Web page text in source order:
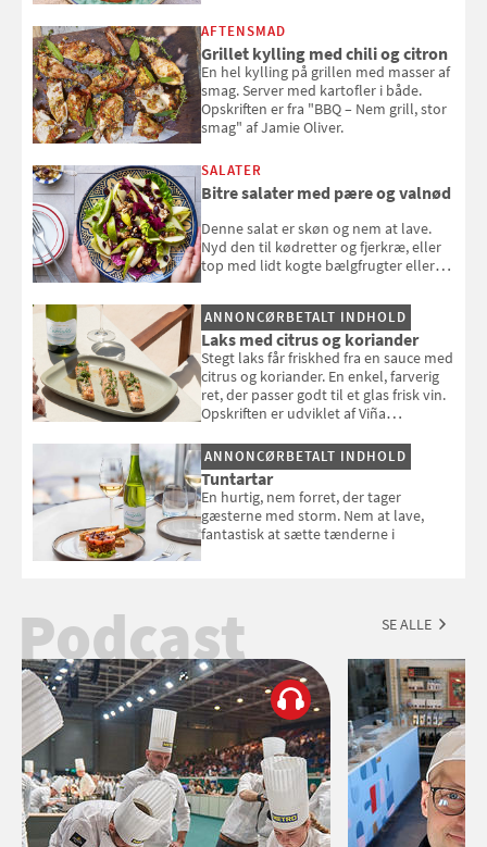
AFTENSMAD
Grillet kylling med chili og citron
En hel kylling på grillen med masser af
smag. Server med kartofler i både.
Opskriften er fra "BBQ – Nem grill, stor
smag" af Jamie Oliver.
SALATER
Bitre salater med pære og valnød
Denne salat er skøn og nem at lave.
Nyd den til kødretter og fjerkræ, eller
top med lidt kogte bælgfrugter eller
selvstændigt måltid. Opskriften er fra
Louisa Lorangs kogebog "Salat".
ANNONCØRBETALT INDHOLD
Laks med citrus og koriander
Stegt laks får friskhed fra en sauce med
citrus og koriander. En enkel, farverig
ret, der passer godt til et glas frisk vin.
Opskriften er udviklet af Viña
ANNONCØRBETALT INDHOLD
Tuntartar
En hurtig, nem forret, der tager
gæsterne med storm. Nem at lave,
fantastisk at sætte tænderne i
Podcast SE ALLE